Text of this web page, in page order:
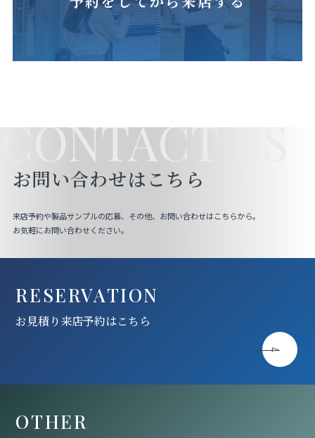
CONTACT US
お問い合わせはこちら
来店予約や製品サンプルの応募、その他、お問い合わせはこちらから。
お気軽にお問い合わせください。
RESERVATION
お見積り来店予約はこちら
OTHER